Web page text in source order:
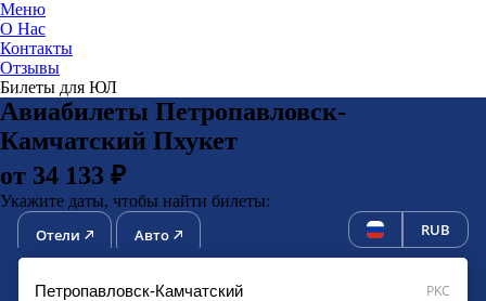
Меню
О Нас
Контакты
Отзывы
Билеты для ЮЛ
Авиабилеты Петропавловск-
Камчатский Пхукет
от 34 133 ₽
Укажите даты, чтобы найти билеты:
Отели Авто RUB
PKC